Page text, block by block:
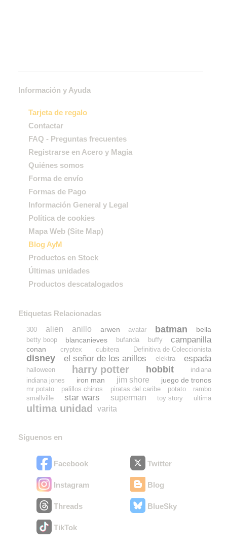
Información y Ayuda
Tarjeta de regalo
Contactar
FAQ - Preguntas frecuentes
Registrarse en Acero y Magia
Quiénes somos
Forma de envío
Formas de Pago
Información General y Legal
Política de cookies
Mapa Web (Site Map)
Blog AyM
Productos en Stock
Últimas unidades
Productos descatalogados
Etiquetas Relacionadas
300 alien anillo arwen avatar batman bella
betty boop blancanieves bufanda buffy campanilla
conan cryptex cubitera Definitiva de Coleccionista
disney el señor de los anillos elektra espada
halloween harry potter hobbit
indiana
indiana jones
iron man jim shore juego de tronos
mr potato palillos chinos piratas del caribe potato
rambo
smallville
star wars superman toy story ultima
ultima unidad varita
Síguenos en
Facebook Twitter
Instagram Blog
Threads BlueSky
TikTok